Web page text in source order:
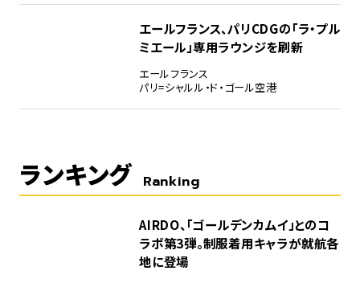
エールフランス、パリCDGの「ラ・プル
ミエール」専用ラウンジを刷新
エールフランス
パリ=シャルル・ド・ゴール空港
ランキング Ranking
AIRDO、「ゴールデンカムイ」とのコ
ラボ第3弾。制服着用キャラが就航各
地に登場